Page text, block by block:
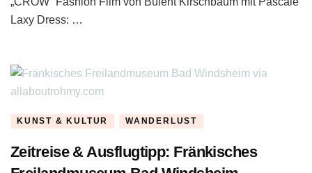
Laxy Dress: …
KUNST & KULTUR WANDERLUST
Zeitreise & Ausflugtipp: Fränkisches